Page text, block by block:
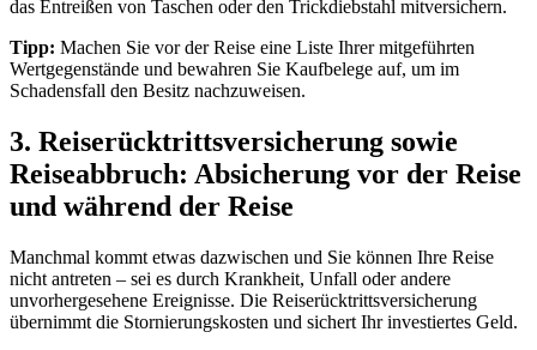
das Entreißen von Taschen oder den Trickdiebstahl mitversichern.
Tipp: Machen Sie vor der Reise eine Liste Ihrer mitgeführten
Wertgegenstände und bewahren Sie Kaufbelege auf, um im
Schadensfall den Besitz nachzuweisen.
3. Reiserücktrittsversicherung sowie
Reiseabbruch: Absicherung vor der Reise
und während der Reise
Manchmal kommt etwas dazwischen und Sie können Ihre Reise
nicht antreten – sei es durch Krankheit, Unfall oder andere
unvorhergesehene Ereignisse. Die Reiserücktrittsversicherung
übernimmt die Stornierungskosten und sichert Ihr investiertes Geld.